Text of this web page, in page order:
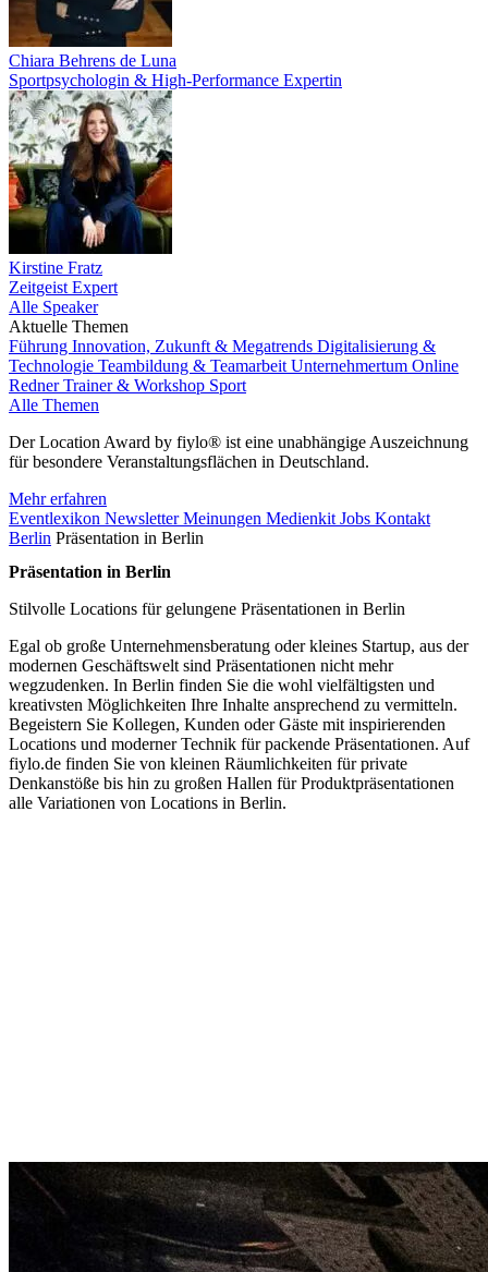
Chiara Behrens de Luna
Sportpsychologin & High-Performance Expertin
Kirstine Fratz
Zeitgeist Expert
Alle Speaker
Aktuelle Themen
Führung Innovation, Zukunft & Megatrends Digitalisierung &
Technologie Teambildung & Teamarbeit Unternehmertum Online
RednerTrainer & Workshop Sport
Alle Themen
Der Location Award by fiylo® ist eine unabhängige Auszeichnung
für besondere Veranstaltungsflächen in Deutschland.
Mehr erfahren
Eventlexikon NewsletterMeinungen Medienkit Jobs Kontakt
Berlin Präsentation in Berlin
Präsentation in Berlin
Stilvolle Locations für gelungene Präsentationen in Berlin
Egal ob große Unternehmensberatung oder kleines Startup, aus der
modernen Geschäftswelt sind Präsentationen nicht mehr
wegzudenken. In Berlin finden Sie die wohl vielfältigsten und
kreativsten Möglichkeiten Ihre Inhalte ansprechend zu vermitteln.
Begeistern Sie Kollegen, Kunden oder Gäste mit inspirierenden
Locations und moderner Technik für packende Präsentationen. Auf
fiylo.de finden Sie von kleinen Räumlichkeiten für private
Denkanstöße bis hin zu großen Hallen für Produktpräsentationen
alle Variationen von Locations in Berlin.